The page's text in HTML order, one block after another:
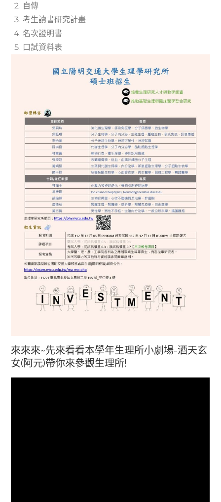
自傳
考生讀書研究計畫
名次證明書
口試資料表
來來來~先來看看本學年生理所小劇場-酒天玄
女(阿元)帶你來參觀生理所!